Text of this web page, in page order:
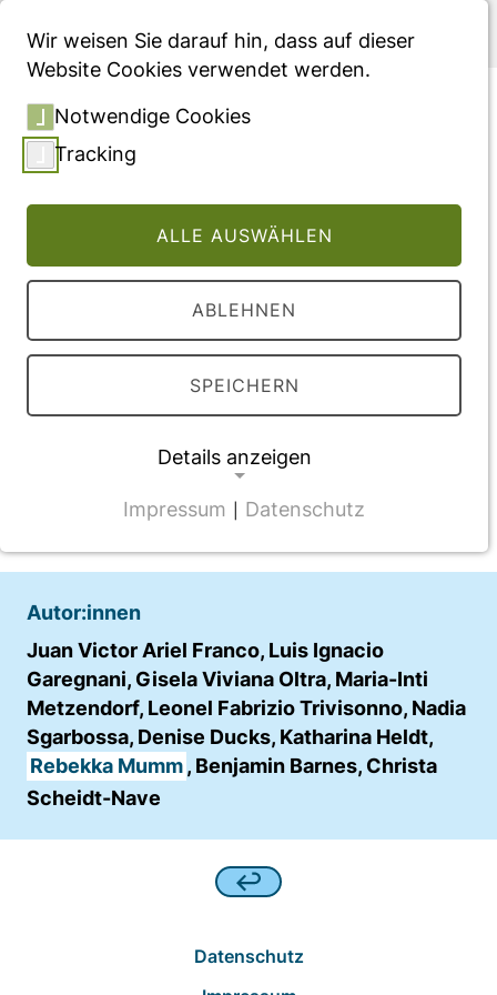
Menü
Epidemiologie und Public-
Health von Long-COVID −
systematische
Evidenzsynthesen und
Aufbau eines Repositoriums
am Robert Koch-Institut
Vollversion des Beitrages
DOI:10.3205/23EBM110
Veröffentlichung
2023
Autor:innen
Juan Victor Ariel Franco, Luis Ignacio
Garegnani, Gisela Viviana Oltra, Maria-Inti
Metzendorf, Leonel Fabrizio Trivisonno, Nadia
Sgarbossa, Denise Ducks, Katharina Heldt,
Rebekka Mumm, Benjamin Barnes, Christa
Scheidt-Nave
Datenschutz
Wir weisen Sie darauf hin, dass auf dieser
Website Cookies verwendet werden.
Notwendige Cookies
Tracking
ALLE AUSWÄHLEN
ABLEHNEN
SPEICHERN
Details anzeigen
NOTWENDIGE COOKIES
Name:
Anbieter:
TYPO3
Zweck:
Frontend Benutzer Identifizierung
Sitzung
Wir werten das Nutzerverhalten mit
Impressum Datenschutz